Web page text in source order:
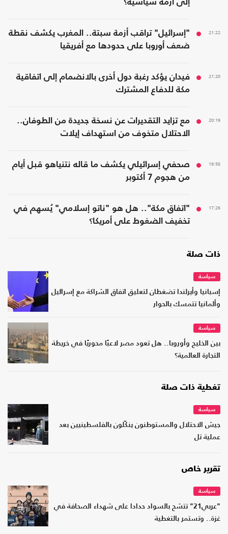
إلى أزمة سياسية؟
21:22
"إسرائيل" تراقب أزمة سبتة.. المغرب يكشف نقطة
ضعف أوروبا على حدودها مع أفريقيا
21:20
فيدان يؤكد رغبة دول أخرى بالانضمام إلى اتفاقية
مكة للدفاع المشترك
20:19
مع تزايد التقديرات عن نسخة جديدة من الطوفان..
الاحتلال متخوف من استهداف إيلات
19:58
صحفي إسرائيلي يكشف ما قاله نتنياهو قبل أيام
من هجوم 7 أكتوبر
17:26
"اتفاق مكة".. هل هو "ناتو إسلامي" يُسهم في
تخفيف الضغوط على أمريكا؟
ذات صلة
سياسة
إسبانيا وأيرلندا تضغطان لتعليق اتفاق الشراكة مع إسرائيل
وألمانيا تتمسك بالحوار
سياسة
بين الخليج وأوروبا.. هل تعود مصر لاعبًا محوريًا في خريطة
التجارة العالمية؟
تغطية ذات صلة
سياسة
جيش الاحتلال والمستوطنون ينكّلون بالفلسطينيين بعد
عملية تل
تقرير خاص
سياسة
"عربي21" تتشح بالسواد حدادا على شهداء الصحافة في
غزة.. وتستمر بالتغطية